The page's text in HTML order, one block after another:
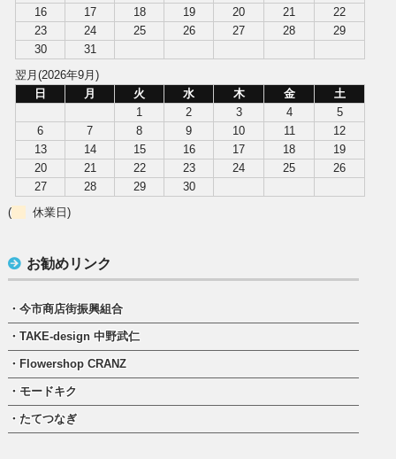
16
17 18 19 20 21
22
23
24 25 26 27 28
29
30
31
翌月(2026年9月)
日
月 火 水 木 金
土
1
2 3 4
5
6
7 8 9 10 11
12
13
14 15 16 17 18
19
20
21 22 23 24 25
26
27
28 29
30
(
休業日)
お勧めリンク
・今市商店街振興組合
・TAKE-design 中野武仁
・Flowershop CRANZ
・モードキク
・たてつなぎ